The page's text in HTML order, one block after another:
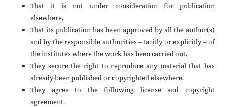
That it is not under consideration for publication
elsewhere,
That its publication has been approved by all the author(s)
and by the responsible authorities – tacitly or explicitly – of
the institutes where the work has been carried out.
They secure the right to reproduce any material that has
already been published or copyrighted elsewhere.
They agree to the following license and copyright
agreement.